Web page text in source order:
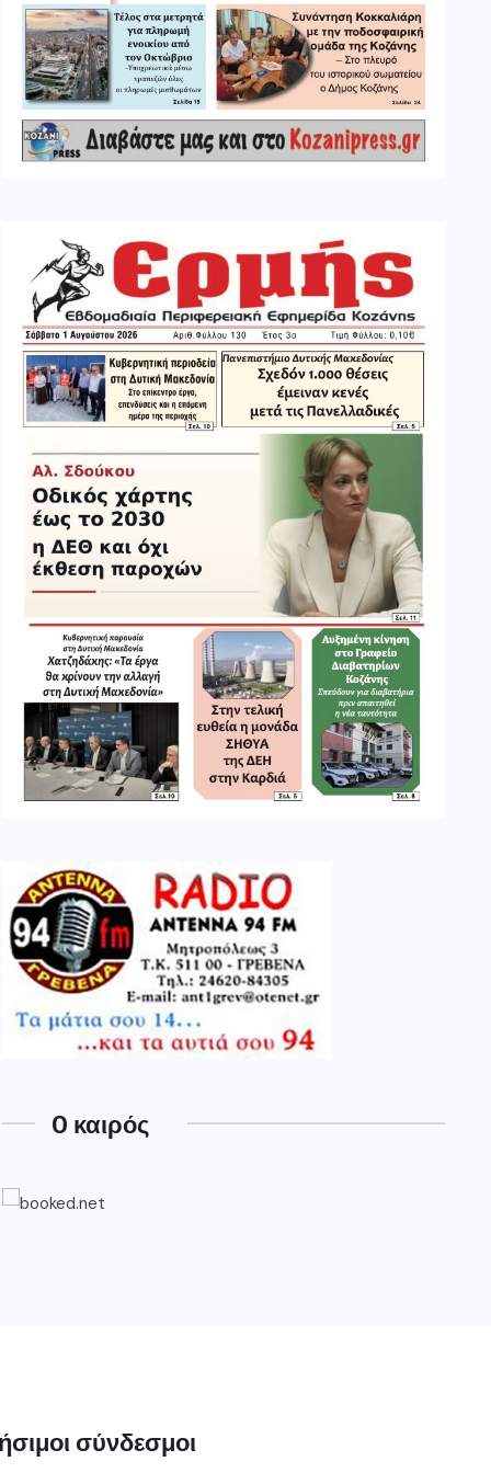
O καιρός
σύνδεσμοι